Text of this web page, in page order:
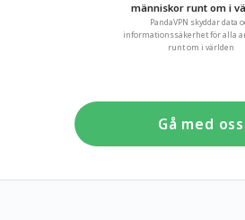
människor runt om i
PandaVPN skyddar data
informationssäkerhet för alla
runt om i världen
Gå med oss